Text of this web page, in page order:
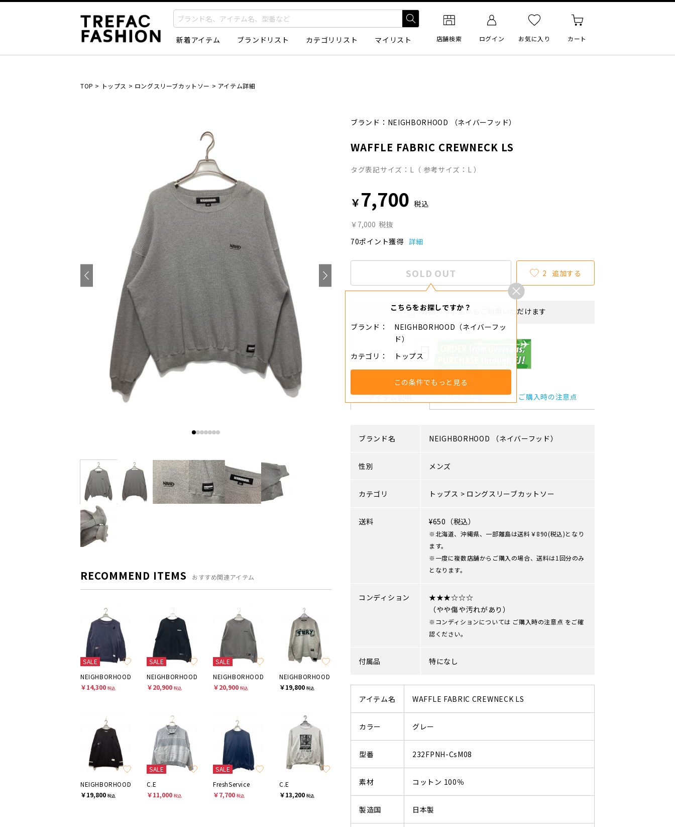
新着アイテム ブランドリスト カテゴリリスト マイリスト 店舗検索 ログイン お気に入り カート
TOP > トップス > ロングスリーブカットソー > アイテム詳細
RECOMMEND ITEMS おすすめ関連アイテム
SALE
NEIGHBORHOOD
￥14,300 税込
SALE
NEIGHBORHOOD
￥20,900 税込
SALE
NEIGHBORHOOD
￥20,900 税込
NEIGHBORHOOD
￥19,800 税込
NEIGHBORHOOD
￥19,800 税込
SALE
C.E
￥11,000 税込
SALE
FreshService
￥7,700 税込
C.E
￥13,200 税込
ブランド： NEIGHBORHOOD （ネイバーフッド）
WAFFLE FABRIC CREWNECK LS
タグ表記サイズ：L（ 参考サイズ：L ）
￥7,700 税込
￥7,000 税抜
70ポイント獲得 詳細
SOLD OUT
こちらをお探しですか？
ブランド
NEIGHBORHOOD（ネイバーフッ
ド）
カテゴリ
トップス
この条件でもっと見る
2 追加する
分割・リボ払いもご利用いただけます
アイテム説明 サイズ詳細 ご購入時の注意点
ブランド名 NEIGHBORHOOD （ネイバーフッド）
性別 メンズ
カテゴリ トップス > ロングスリーブカットソー
送料 ¥650（税込）
※北海道、沖縄県、一部離島は送料￥890(税込)となり
ます。
※一度に複数店舗からご購入の場合、送料は1回分のみ
となります。
コンディション
★★★☆☆☆
（やや傷や汚れがあり）
※コンディションについては ご購入時の注意点 をご確
認ください。
付属品 特になし
アイテム名 WAFFLE FABRIC CREWNECK LS
カラー グレー
型番 232FPNH-CsM08
素材 コットン 100％
製造国 日本製